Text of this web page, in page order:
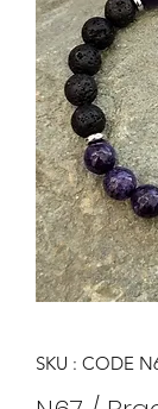
SKU : CODE